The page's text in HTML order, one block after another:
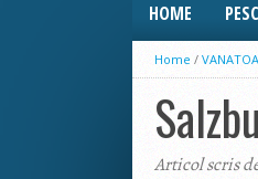
HOME
Home /
Articol scris